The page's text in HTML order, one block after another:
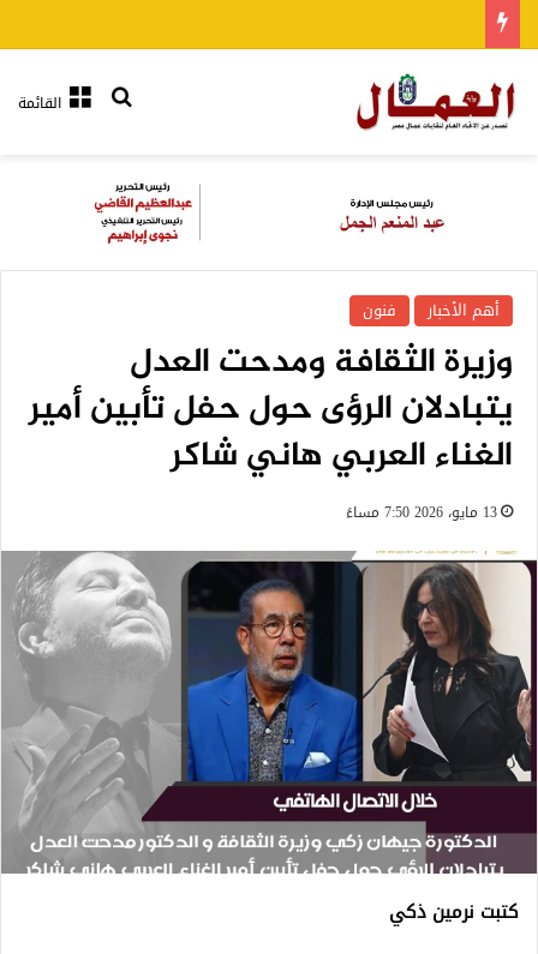
القائمةبحث عن
أهم الأخبار فنون
وزيرة الثقافة ومدحت العدل
يتبادلان الرؤى حول حفل تأبين أمير
الغناء العربي هاني شاكر
13 مايو، 2026 7:50 مساءً
كتبت نرمين ذكي